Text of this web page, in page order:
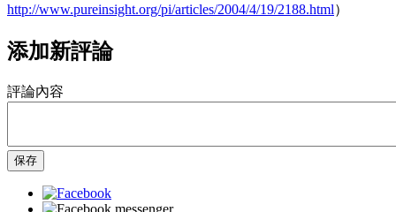
http://www.pureinsight.org/pi/articles/2004/4/19/2188.html）
添加新評論
評論內容
保存